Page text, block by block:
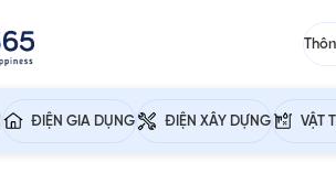
ĐIỆN GIA DỤNG ĐIỆN XÂY DỰNG VẬT